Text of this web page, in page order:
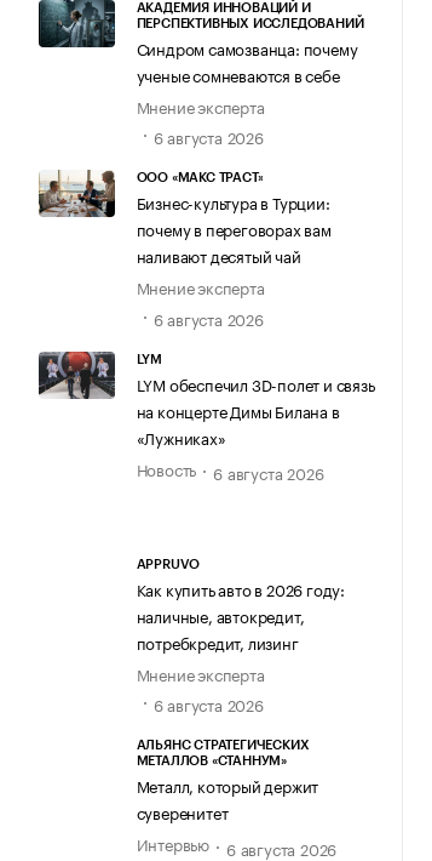
АКАДЕМИЯ ИННОВАЦИЙ И
ПЕРСПЕКТИВНЫХ ИССЛЕДОВАНИЙ
Синдром самозванца: почему
ученые сомневаются в себе
Мнение эксперта
6 августа 2026
ООО «МАКС ТРАСТ»
Бизнес-культура в Турции:
почему в переговорах вам
наливают десятый чай
Мнение эксперта
6 августа 2026
LYM
LYM обеспечил 3D-полет и связь
на концерте Димы Билана в
«Лужниках»
Новость
6 августа 2026
APPRUVO
Как купить авто в 2026 году:
наличные, автокредит,
потребкредит, лизинг
Мнение эксперта
6 августа 2026
АЛЬЯНС СТРАТЕГИЧЕСКИХ
МЕТАЛЛОВ «СТАННУМ»
Металл, который держит
суверенитет
Интервью
6 августа 2026